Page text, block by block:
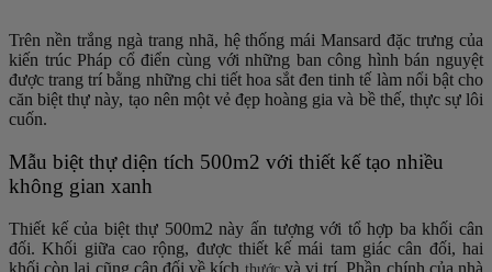
Trên nền trắng ngà trang nhã, hệ thống mái Mansard đặc trưng của
kiến ​​trúc Pháp cổ điển cùng với những ban công hình bán nguyệt
được trang trí bằng những chi tiết hoa sắt đen tinh tế làm nổi bật cho
căn biệt thự này, tạo nên một vẻ đẹp hoàng gia và bề thế, thực sự lôi
cuốn.
Mẫu biệt thự diện tích 500m2 với thiết kế tạo nhiều
không gian xanh
Thiết kế của biệt thự 500m2 này ấn tượng với tổ hợp ba khối cân
đối. Khối giữa cao rộng, được thiết kế mái tam giác cân đối, hai
khối còn lại cũng cân đối về kích thướcvà vị trí. Phần chính của nhà